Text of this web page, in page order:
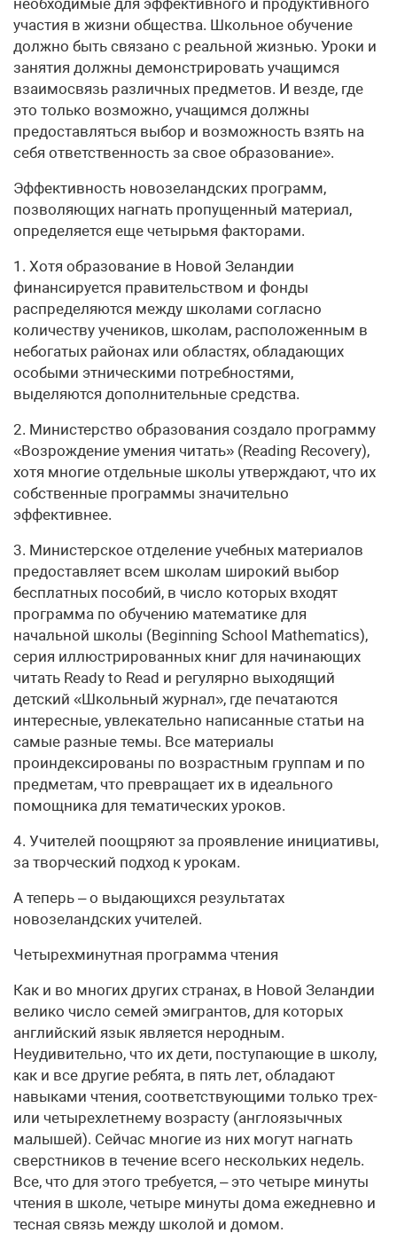
необходимые для эффективного и продуктивного
участия в жизни общества. Школьное обучение
должно быть связано с реальной жизнью. Уроки и
занятия должны демонстрировать учащимся
взаимосвязь различных предметов. И везде, где
это только возможно, учащимся должны
предоставляться выбор и возможность взять на
себя ответственность за свое образование».
Эффективность новозеландских программ,
позволяющих нагнать пропущенный материал,
определяется еще четырьмя факторами.
1. Хотя образование в Новой Зеландии
финансируется правительством и фонды
распределяются между школами согласно
количеству учеников, школам, расположенным в
небогатых районах или областях, обладающих
особыми этническими потребностями,
выделяются дополнительные средства.
2. Министерство образования создало программу
«Возрождение умения читать» (Reading Recovery),
хотя многие отдельные школы утверждают, что их
собственные программы значительно
эффективнее.
3. Министерское отделение учебных материалов
предоставляет всем школам широкий выбор
бесплатных пособий, в число которых входят
программа по обучению математике для
начальной школы (Beginning School Mathematics),
серия иллюстрированных книг для начинающих
читать Ready to Read и регулярно выходящий
детский «Школьный журнал», где печатаются
интересные, увлекательно написанные статьи на
самые разные темы. Все материалы
проиндексированы по возрастным группам и по
предметам, что превращает их в идеального
помощника для тематических уроков.
4. Учителей поощряют за проявление инициативы,
за творческий подход к урокам.
А теперь – о выдающихся результатах
новозеландских учителей.
Четырехминутная программа чтения
Как и во многих других странах, в Новой Зеландии
велико число семей эмигрантов, для которых
английский язык является неродным.
Неудивительно, что их дети, поступающие в школу,
как и все другие ребята, в пять лет, обладают
навыками чтения, соответствующими только трех-
или четырехлетнему возрасту (англоязычных
малышей). Сейчас многие из них могут нагнать
сверстников в течение всего нескольких недель.
Все, что для этого требуется, – это четыре минуты
чтения в школе, четыре минуты дома ежедневно и
тесная связь между школой и домом.